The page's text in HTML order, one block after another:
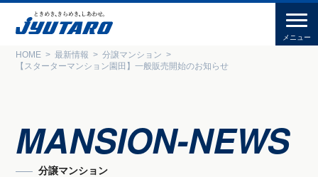
HOME 最新情報
分譲マンション
【スターターマンション園田】一般販売開始のお知らせ
MANSION-NEWS
分譲マンション